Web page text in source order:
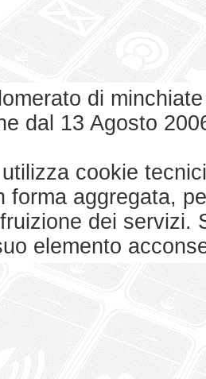
di
dal 13 Agosto
cookie
forma aggregata,
dei servizi.
elemento